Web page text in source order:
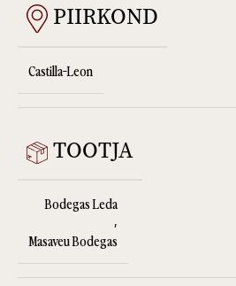
PIIRKOND
Castilla-Leon
TOOTJA
Bodegas Leda
,
Masaveu Bodegas